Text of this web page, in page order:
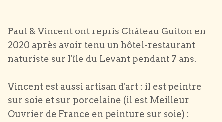
Paul & Vincent ont repris Château Guiton en
2020 après avoir tenu un hôtel-restaurant
naturiste sur l'île du Levant pendant 7 ans.
Vincent est aussi artisan d'art : il est peintre
sur soie et sur porcelaine (il est Meilleur
Ouvrier de France en peinture sur soie) :